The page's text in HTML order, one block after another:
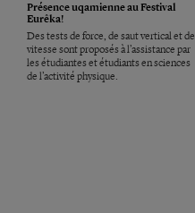
Présence uqamienne au Festival
Eurêka!
Des tests de force, de saut vertical et de
vitesse sont proposés à l’assistance par
les étudiantes et étudiants en sciences
de l’activité physique.